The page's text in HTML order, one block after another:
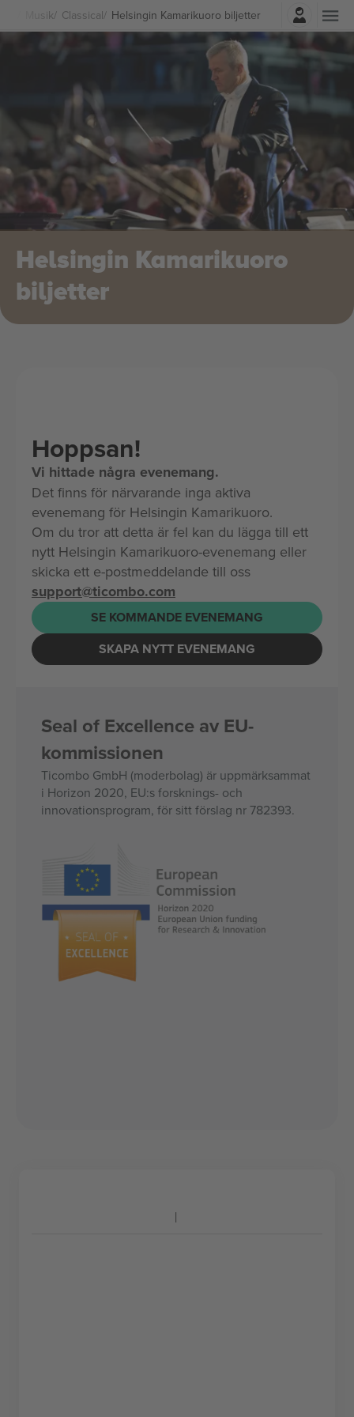
Musik Classical Helsingin Kamarikuoro biljetter
Logga in
Helsingin Kamarikuoro
biljetter
Hoppsan!
Vi hittade några evenemang.
Det finns för närvarande inga aktiva
evenemang för Helsingin Kamarikuoro.
Om du tror att detta är fel kan du lägga till ett
nytt Helsingin Kamarikuoro-evenemang eller
skicka ett e-postmeddelande till oss
support@ticombo.com
SE KOMMANDE EVENEMANG
SKAPA NYTT EVENEMANG
Seal of Excellence av EU-
kommissionen
Ticombo GmbH (moderbolag) är uppmärksammat
i Horizon 2020, EU:s forsknings- och
innovationsprogram, för sitt förslag nr 782393.